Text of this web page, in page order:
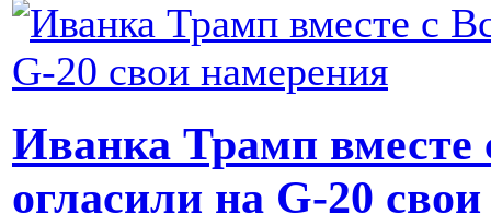
Иванка Трамп
огласили на G-20